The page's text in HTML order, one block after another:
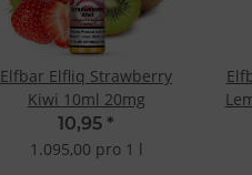
Elfbar Elfliq Strawberry
Kiwi 10ml 20mg
10,95 *
1.095,00 pro 1 l